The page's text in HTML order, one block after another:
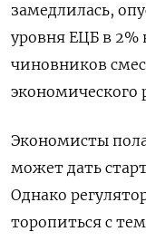
замедлилась,
уровня ЕЦБ в 2%
чиновников
экономического
Экономисты
может дать
Однако
торопиться с